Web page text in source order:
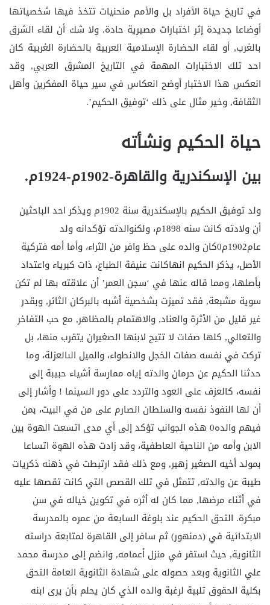
في تاريخ حياة الأفراد بل والأمم منحنيات تتخذ فيها شخصياتها
أوضاعا جديدة إثر اختبارات مصيرية حادة. ولا شك أن لقاء الشرق
بالغرب, أو لقاء الحضارة الإسلامية العربية بالحضارة الغربية كان
احد تلك الاختبارات المهمة في التاريخ المشرق العربي, وقد
انعكس هذا الاختبار أوضح انعكاس في سير حياة المفكرين وأهل
الثقافة, وخير مثال على ذلك ‘توفيق الحكيم’.
حياة الحكيم ونشأته
بين الإسكندرية والقاهرة-1902م-1924م.
ولد توفيق الحكيم بالإسكندرية سنة 1902م ويذكر احد الباحثين
أن ولادته كانت سنه 1898م، ولكنوالدته تؤكدانه ولد
عام1902م0كان والده على حظ وافر من الثراء، وأما أمه فتركية
الأصل، يذكر الحكيم انهاكانت عنيفة الطباع، ذات كبرياء واعتداد
بأصلها، ومما قاله عنها في ‘سجن العمر’ أن علاقته بها لم تكن
سوية مشبعة, فقد تميزت بشخصية أشبه بالبركان الثائر, وبقدر
غير قليل من الأثرة والعناد, والاهتمام بالمظاهر, مع حب التفاخر
والتعالي, كلها صفات لا تتيح لابنها الصغيران يتقرب منها، بل
تركت في نفسه صفات الخجل والانطواء، والميل الىالعزلة، وما
حدثنا الحكيم عن حرمان والدته إياه ممارسة أشياء حبيبة إلى
نفسه، كالعزف على العود والتردد على دور السينما ! وأشار إلى
أن لها النفوذ نفسه والسلطان الصارم على من في البيت، بمن
فيهم والده0 هذه الجوانب تؤكد إلى أي مدى اتسعت الهوة بين
الابن وأمه من الناحية العاطفية، وقد زادت هذه الهوة اتساعا
بمولد أخيه الصغير زهير, ومع ذلك فقد ارتبطت في ذهنه ذكريات
طيبة عن والدته, تتمثل في تلك القصص التي كانت تقصها عليه
في أثناء مرضها, مما كان له أثره في تكوين خياله في سن
مبكرة. التحق الحكيم عند بلوغة السابعة من عمره بالمدرسة
الابتدائية في (دمنهور) ثم سافر إلى القاهرة لمتابعة دراسته
الثانوية, حيث استقر في منزل أعمامه, وانضم إلى مدرسة محمد
علي الثانوية وبعد حصوله على شهادة الثانوية العامة التحق
بكلية الحقوق تلبية لرغبة والده الذي كان يحلم بأن يرى ابنه